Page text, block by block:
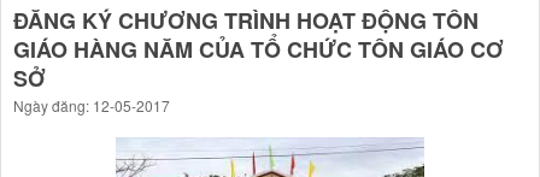
ĐĂNG KÝ CHƯƠNG TRÌNH HOẠT ĐỘNG TÔN
GIÁO HÀNG NĂM CỦA TỔ CHỨC TÔN GIÁO CƠ
SỞ
Ngày đăng: 12-05-2017